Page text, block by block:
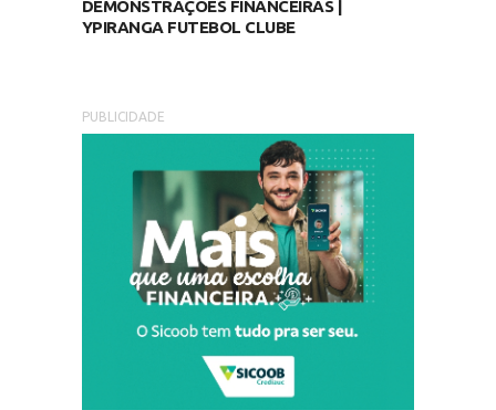
DEMONSTRAÇÕES FINANCEIRAS |
YPIRANGA FUTEBOL CLUBE
PUBLICIDADE